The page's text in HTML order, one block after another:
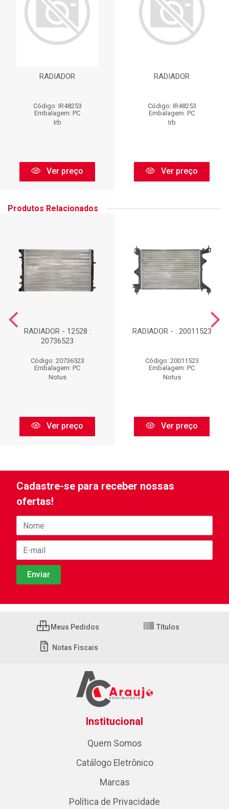
RADIADOR
Código: IR48253
Embalagem: PC
Irb
Ver preço
RADIADOR
Código: IR48253
Embalagem: PC
Irb
Ver preço
Produtos Relacionados
RADIADOR - 12528 :
20736523
Código: 20736523
Embalagem: PC
Notus
Ver preço
RADIADOR - : 20011523
Código: 20011523
Embalagem: PC
Notus
Ver preço
Cadastre-se para receber nossas
ofertas!
Meus Pedidos Títulos
Notas Fiscais
Institucional
Quem Somos
Catálogo Eletrônico
Marcas
Política de Privacidade